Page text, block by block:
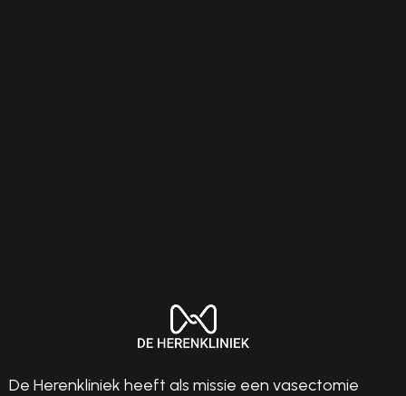
De Herenkliniek heeft als missie een vasectomie